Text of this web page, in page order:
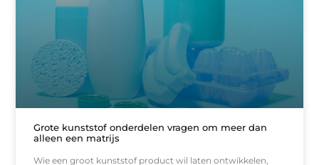
Grote kunststof onderdelen vragen om meer dan
alleen een matrijs
Wie een groot kunststof product wil laten ontwikkelen,